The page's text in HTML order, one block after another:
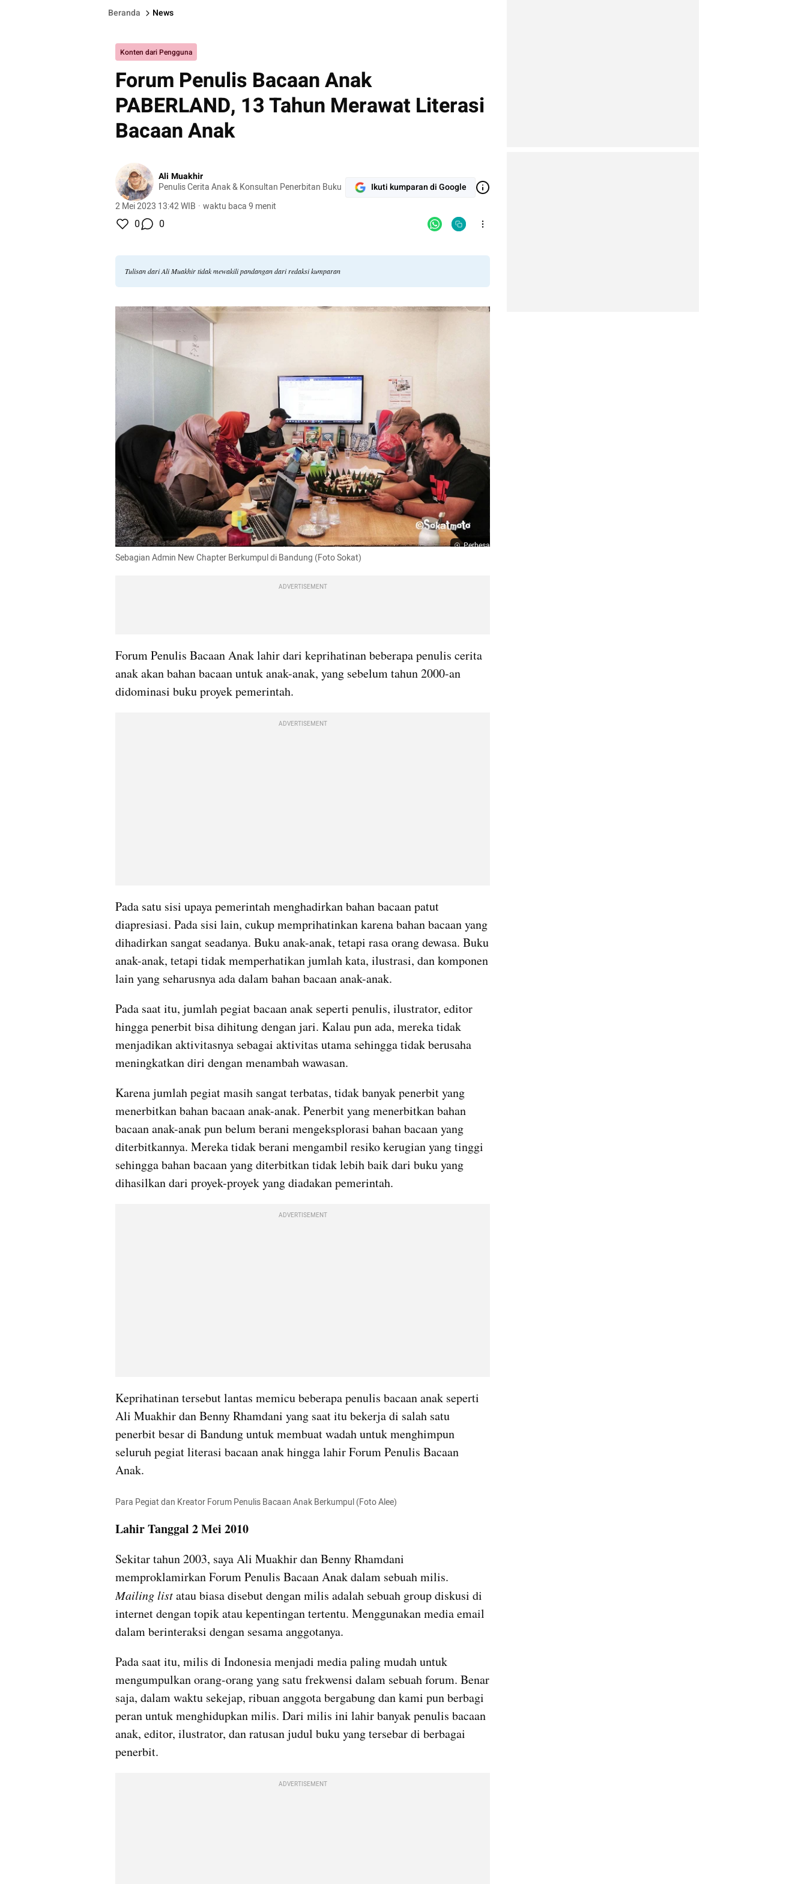
Beranda News
Konten dari Pengguna
Forum Penulis Bacaan Anak
PABERLAND, 13 Tahun Merawat Literasi
Bacaan Anak
Ali Muakhir
Penulis Cerita Anak & Konsultan Penerbitan Buku
2 Mei 2023 13:42 WIB · waktu baca 9 menit
Ikuti kumparan di Google
0 0
Tulisan dari Ali Muakhir tidak mewakili pandangan dari redaksi kumparan
Perbesar
Sebagian Admin New Chapter Berkumpul di Bandung (Foto Sokat)
ADVERTISEMENT
Forum Penulis Bacaan Anak lahir dari keprihatinan beberapa penulis cerita
anak akan bahan bacaan untuk anak-anak, yang sebelum tahun 2000-an
didominasi buku proyek pemerintah.
ADVERTISEMENT
Pada satu sisi upaya pemerintah menghadirkan bahan bacaan patut
diapresiasi. Pada sisi lain, cukup memprihatinkan karena bahan bacaan yang
dihadirkan sangat seadanya. Buku anak-anak, tetapi rasa orang dewasa. Buku
anak-anak, tetapi tidak memperhatikan jumlah kata, ilustrasi, dan komponen
lain yang seharusnya ada dalam bahan bacaan anak-anak.
Pada saat itu, jumlah pegiat bacaan anak seperti penulis, ilustrator, editor
hingga penerbit bisa dihitung dengan jari. Kalau pun ada, mereka tidak
menjadikan aktivitasnya sebagai aktivitas utama sehingga tidak berusaha
meningkatkan diri dengan menambah wawasan.
Karena jumlah pegiat masih sangat terbatas, tidak banyak penerbit yang
menerbitkan bahan bacaan anak-anak. Penerbit yang menerbitkan bahan
bacaan anak-anak pun belum berani mengeksplorasi bahan bacaan yang
diterbitkannya. Mereka tidak berani mengambil resiko kerugian yang tinggi
sehingga bahan bacaan yang diterbitkan tidak lebih baik dari buku yang
dihasilkan dari proyek-proyek yang diadakan pemerintah.
ADVERTISEMENT
Keprihatinan tersebut lantas memicu beberapa penulis bacaan anak seperti
Ali Muakhir dan Benny Rhamdani yang saat itu bekerja di salah satu
penerbit besar di Bandung untuk membuat wadah untuk menghimpun
seluruh pegiat literasi bacaan anak hingga lahir Forum Penulis Bacaan
Anak.
Para Pegiat dan Kreator Forum Penulis Bacaan Anak Berkumpul (Foto Alee)
Lahir Tanggal 2 Mei 2010
Sekitar tahun 2003, saya Ali Muakhir dan Benny Rhamdani
Mailing list atau biasa disebut dengan milis adalah sebuah group diskusi di
internet dengan topik atau kepentingan tertentu. Menggunakan media email
dalam berinteraksi dengan sesama anggotanya.
Pada saat itu, milis di Indonesia menjadi media paling mudah untuk
mengumpulkan orang-orang yang satu frekwensi dalam sebuah forum. Benar
saja, dalam waktu sekejap, ribuan anggota bergabung dan kami pun berbagi
peran untuk menghidupkan milis. Dari milis ini lahir banyak penulis bacaan
anak, editor, ilustrator, dan ratusan judul buku yang tersebar di berbagai
penerbit.
ADVERTISEMENT